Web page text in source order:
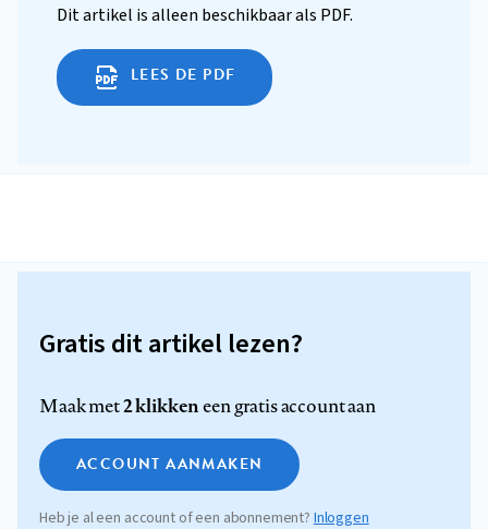
Dit artikel is alleen beschikbaar als PDF.
LEES DE PDF
Gratis dit artikel lezen?
Maak met2 klikkeneen gratis account aan
ACCOUNT AANMAKEN
Heb je al een account of een abonnement? Inloggen